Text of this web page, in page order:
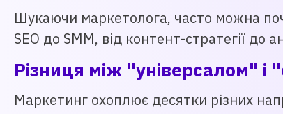
Шукаючи маркетолога, часто можна
SEO до SMM, від контент-стратегії до
Різниця між "універсалом" і
Маркетинг охоплює десятки різних